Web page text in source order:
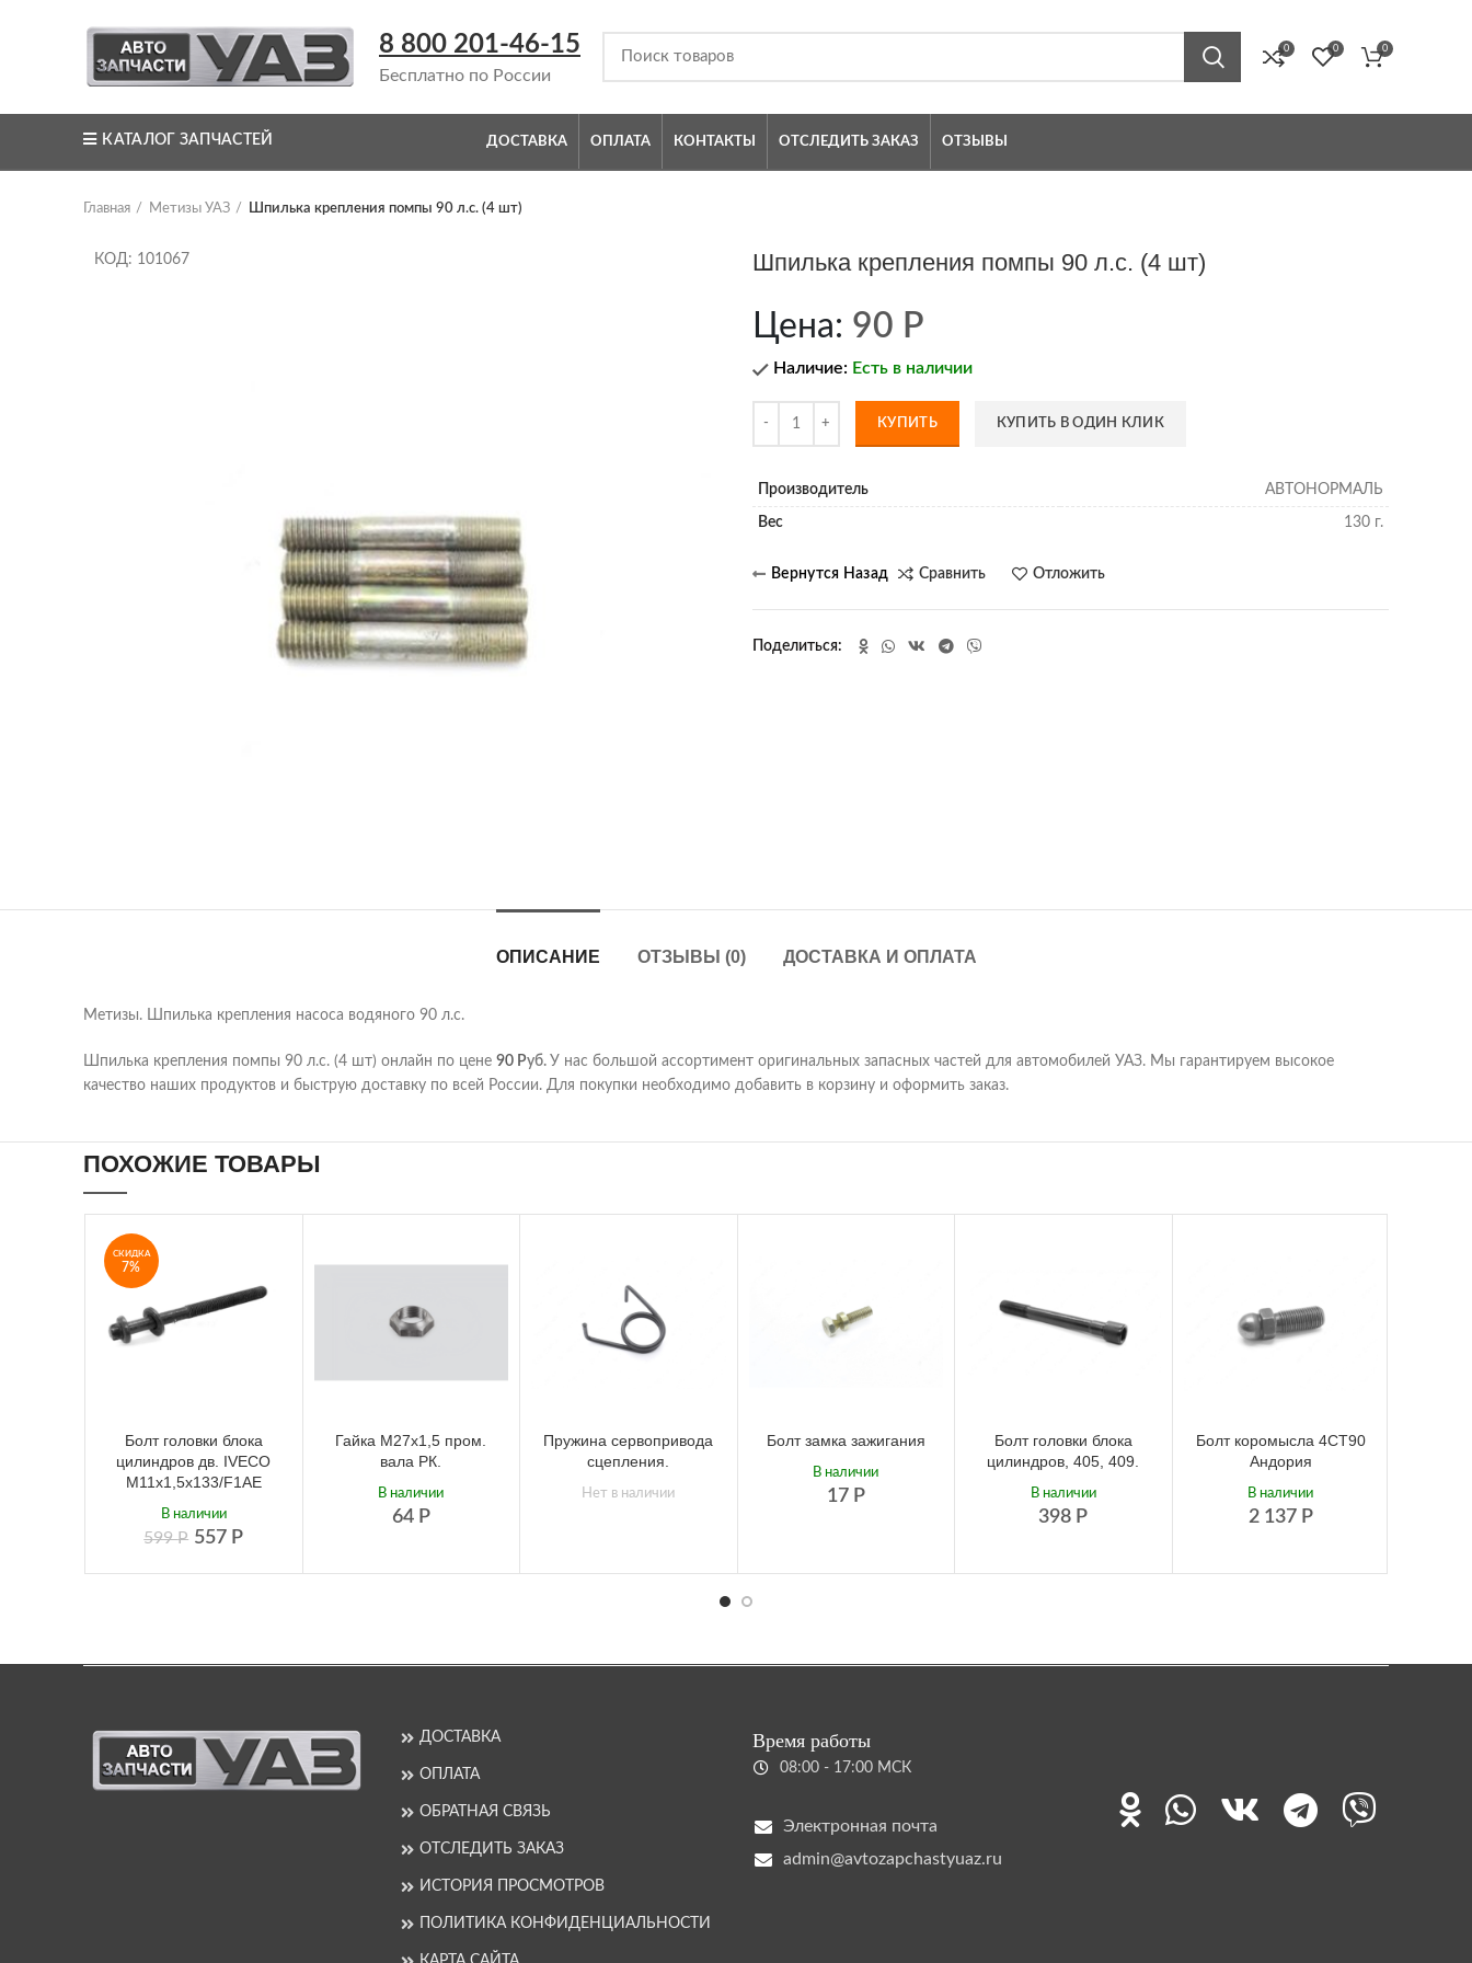
8 800 201-46-15
Бесплатно по России
0 0 0
КАТАЛОГ ЗАПЧАСТЕЙ ДОСТАВКА ОПЛАТА КОНТАКТЫ ОТСЛЕДИТЬ ЗАКАЗ ОТЗЫВЫ
Главная Метизы УАЗ Шпилька крепления помпы 90 л.с. (4 шт)
КОД: 101067 Шпилька крепления помпы 90 л.с. (4 шт)
Цена: 90 Р
Наличие: Есть в наличии
КУПИТЬ КУПИТЬ В ОДИН КЛИК
Производитель АВТОНОРМАЛЬ
Вес 130 г.
Сравнить Отложить
Поделиться
ОПИСАНИЕ ОТЗЫВЫ (0) ДОСТАВКА И ОПЛАТА
Метизы. Шпилька крепления насоса водяного 90 л.с.
Шпилька крепления помпы 90 л.с. (4 шт) онлайн по цене 90 Руб. У нас большой ассортимент оригинальных запасных частей для автомобилей УАЗ. Мы гарантируем высокое
качество наших продуктов и быструю доставку по всей России. Для покупки необходимо добавить в корзину и оформить заказ.
ПОХОЖИЕ ТОВАРЫ
СКИДКА
7%
Болт головки блока
цилиндров дв. IVECO
М11х1,5х133/F1AE
599Р 557 Р
В наличии
Гайка М27х1,5 пром.
вала РК.
64 Р
В наличии
Пружина сервопривода
сцепления.
Нет в наличии
Болт замка зажигания
17 Р
В наличии
Болт головки блока
цилиндров, 405, 409.
398 Р
В наличии
Болт коромысла 4СТ90
Андория
2 137 Р
В наличии
ДОСТАВКА
ОПЛАТА
ОБРАТНАЯ СВЯЗЬ
ОТСЛЕДИТЬ ЗАКАЗ
ИСТОРИЯ ПРОСМОТРОВ
ПОЛИТИКА КОНФИДЕНЦИАЛЬНОСТИ
Время работы
08:00 - 17:00 МСК
Электронная почта
admin@avtozapchastyuaz.ru